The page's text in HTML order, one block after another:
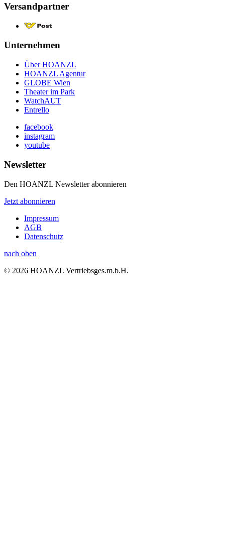
Versandpartner
Unternehmen
Über HOANZL
HOANZL Agentur
GLOBE Wien
Theater im Park
WatchAUT
Entrello
facebook
instagram
youtube
Newsletter
Den HOANZL Newsletter abonnieren
Jetzt abonnieren
Impressum
AGB
Datenschutz
nach oben
© 2026 HOANZL Vertriebsges.m.b.H.